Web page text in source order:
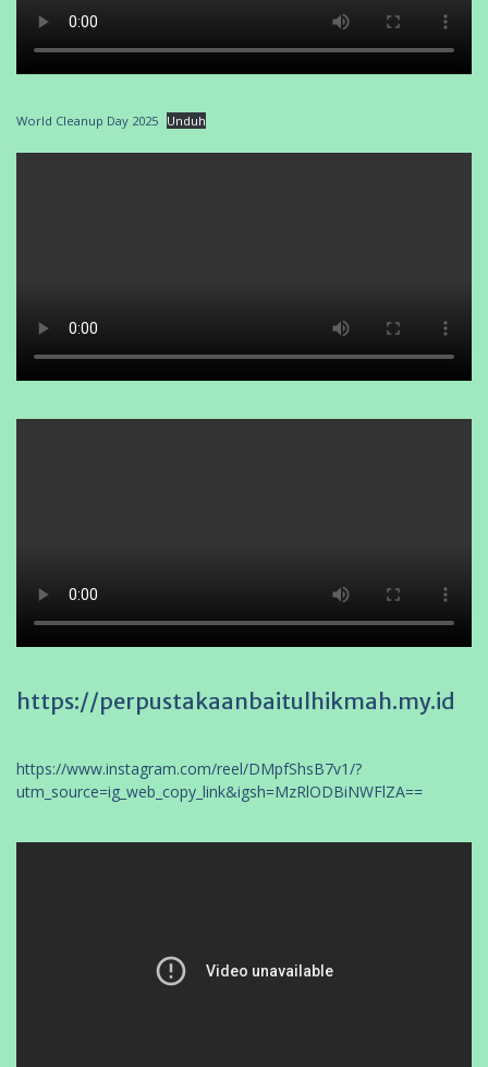
World Cleanup Day 2025 Unduh
https://perpustakaanbaitulhikmah.my.id
https://www.instagram.com/reel/DMpfShsB7v1/?
utm_source=ig_web_copy_link&igsh=MzRlODBiNWFlZA==